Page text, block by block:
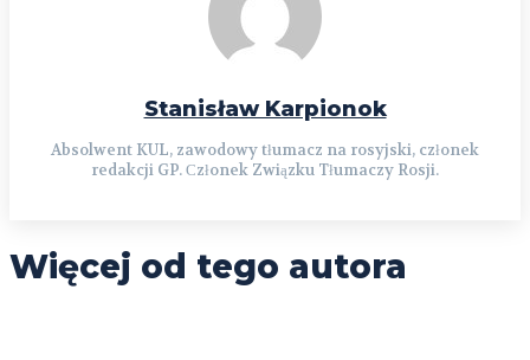
Stanisław Karpionok
Absolwent KUL, zawodowy tłumacz na rosyjski, członek
redakcji GP. Сzłonek Związku Tłumaczy Rosji.
Więcej od tego autora